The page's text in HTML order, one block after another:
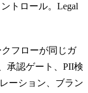
トロール。Legal
フローが同じガ
承認ゲート、PII検
ーション、ブラン